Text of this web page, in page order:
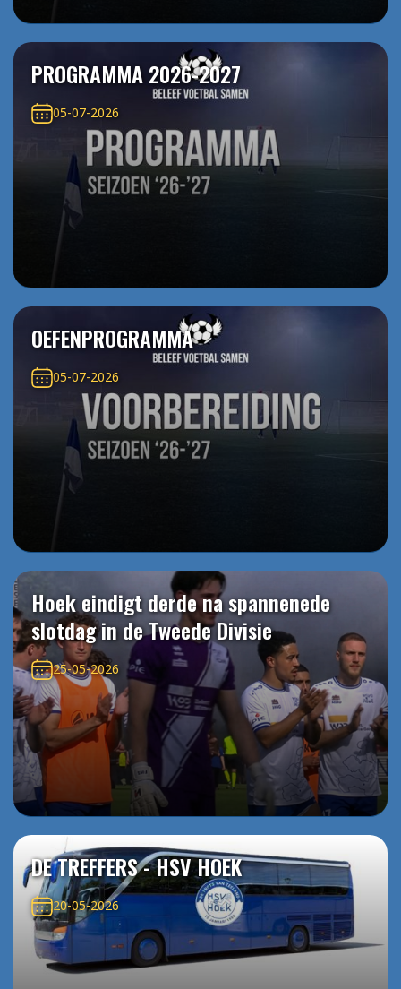
PROGRAMMA 2026-2027
05-07-2026
OEFENPROGRAMMA
05-07-2026
Hoek eindigt derde na spannenede
slotdag in de Tweede Divisie
25-05-2026
DE TREFFERS - HSV HOEK
20-05-2026